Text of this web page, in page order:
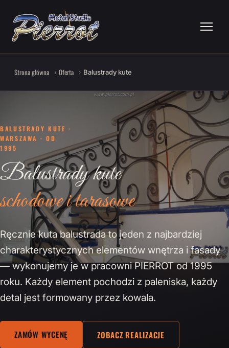
Strona główna Oferta Balustrady kute
BALUSTRADY KUTE ·
WARSZAWA · OD
1995
Balustrady kute
schodowe i tarasowe
Ręcznie kuta balustrada to jeden z najbardziej
charakterystycznych elementów wnętrza i fasady
— wykonujemy je w pracowni PIERROT od 1995
roku. Każdy element pochodzi z paleniska, każdy
detal jest formowany przez kowala.
ZAMÓW WYCENĘ ZOBACZ REALIZACJE